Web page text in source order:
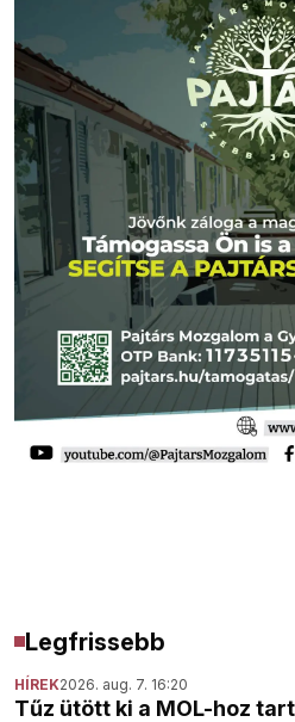
Legfrissebb
HÍREK2026. aug. 7. 16:20
Tűz ütött ki a MOL-hoz